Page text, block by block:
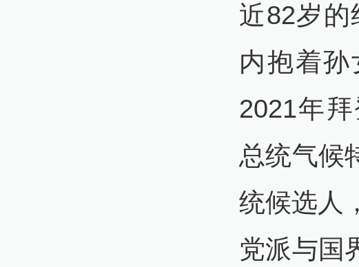
近82岁的
内抱着
2021年
总统气候
统候选人
党派与国